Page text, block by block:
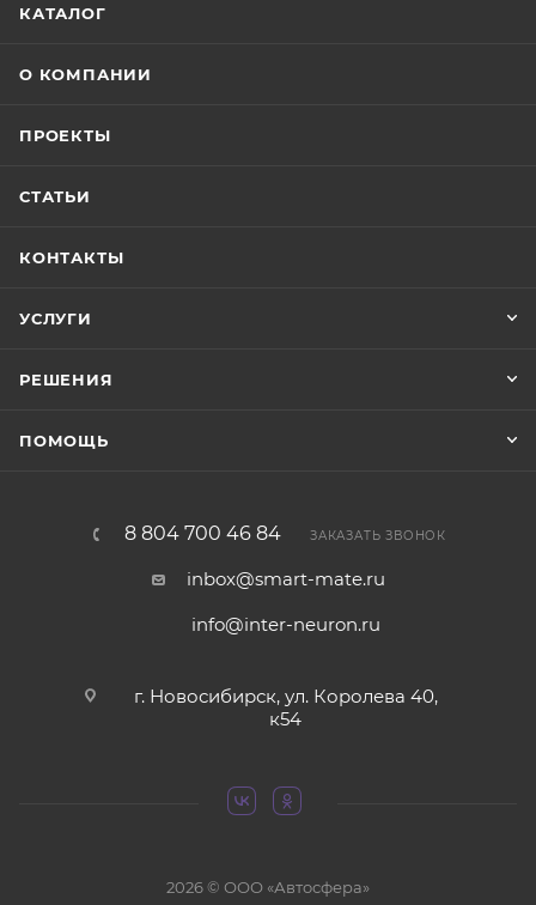
КАТАЛОГ
О КОМПАНИИ
ПРОЕКТЫ
СТАТЬИ
КОНТАКТЫ
УСЛУГИ
РЕШЕНИЯ
ПОМОЩЬ
8 804 700 46 84 ЗАКАЗАТЬ ЗВОНОК
inbox@smart-mate.ru
info@inter-neuron.ru
г. Новосибирск, ул. Королева 40,
к54
2026 © ООО «Автосфера»